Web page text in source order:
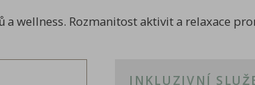
wellness. Rozmanitost aktivit a relaxace
INKLUZIVNÍ